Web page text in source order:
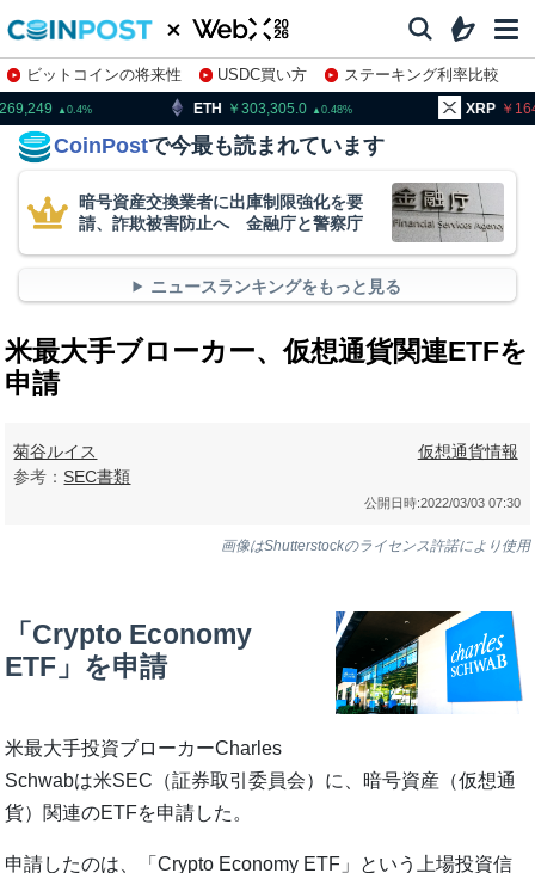
ビットコインの将来性 USDC買い方
ステーキング利率比較
株特集・関連銘柄
ETH 303,305.0 XRP 164.10
CoinPostで今最も読まれています
暗号資産交換業者に出庫制限強化を要
請、詐欺被害防止へ 金融庁と警察庁
ニュースランキングをもっと見る
米最大手ブローカー、仮想通貨関連ETFを
申請
菊谷ルイス
参考： SEC書類
仮想通貨情報
公開日時:2022/03/03 07:30
画像はShutterstockのライセンス許諾により使用
「Crypto Economy
ETF」を申請
米最大手投資ブローカーCharles
Schwabは米SEC（証券取引委員会）に、暗号資産（仮想通
貨）関連のETFを申請した。
申請したのは、「Crypto Economy ETF」という上場投資信